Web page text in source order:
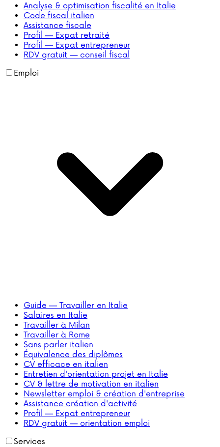
Analyse & optimisation fiscalité en Italie
Code fiscal italien
Assistance fiscale
Profil — Expat retraité
Profil — Expat entrepreneur
RDV gratuit — conseil fiscal
Emploi
Guide — Travailler en Italie
Salaires en Italie
Travailler à Milan
Travailler à Rome
Sans parler italien
Équivalence des diplômes
CV efficace en italien
Entretien d'orientation projet en Italie
CV & lettre de motivation en italien
Newsletter emploi & création d'entreprise
Assistance création d'activité
Profil — Expat entrepreneur
RDV gratuit — orientation emploi
Services